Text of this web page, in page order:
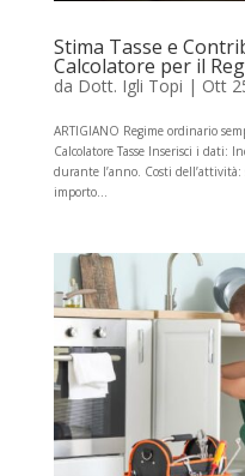
Stima Tasse e
Calcolatore per il
da Dott. Igli Topi | Ott
ARTIGIANO Regime ordinario
Calcolatore Tasse Inserisci i dati:
durante l’anno. Costi
importo...